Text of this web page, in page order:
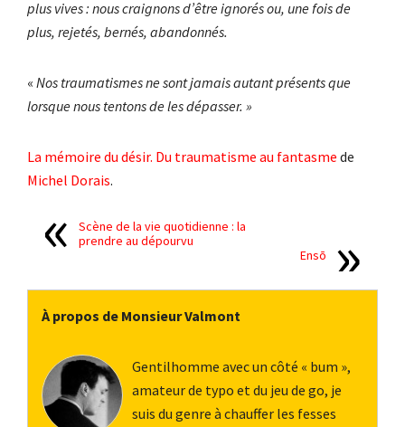
plus vives : nous craignons d’être ignorés ou, une fois de
plus, rejetés, bernés, abandonnés.
« Nos traumatismes ne sont jamais autant présents que
lorsque nous tentons de les dépasser. »
La mémoire du désir. Du traumatisme au fantasme de
Michel Dorais.
Scène de la vie quotidienne : la
prendre au dépourvu
Ensō
À propos de Monsieur Valmont
Gentilhomme avec un côté « bum »,
amateur de typo et du jeu de go, je
suis du genre à chauffer les fesses